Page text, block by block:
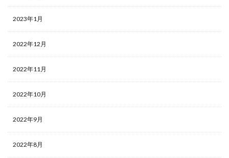
2023年1月
2022年12月
2022年11月
2022年10月
2022年9月
2022年8月